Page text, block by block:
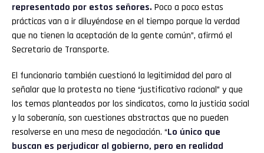
representado por estos señores. Poco a poco estas
prácticas van a ir diluyéndose en el tiempo porque la verdad
que no tienen la aceptación de la gente común”, afirmó el
Secretario de Transporte.
El funcionario también cuestionó la legitimidad del paro al
señalar que la protesta no tiene “justificativo racional” y que
los temas planteados por los sindicatos, como la justicia social
y la soberanía, son cuestiones abstractas que no pueden
resolverse en una mesa de negociación. “Lo único que
buscan es perjudicar al gobierno, pero en realidad